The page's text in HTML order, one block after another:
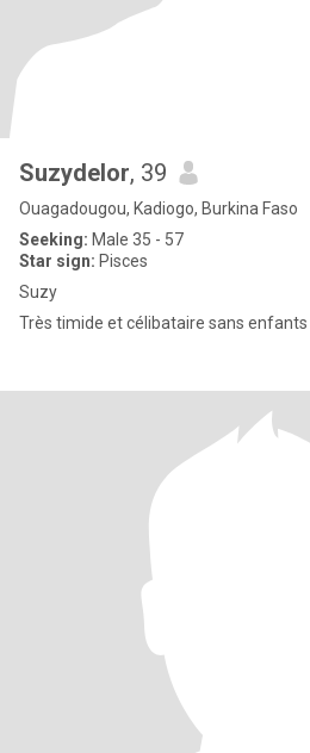
Suzydelor, 39
Ouagadougou, Kadiogo, Burkina Faso
Seeking: Male 35 - 57
Star sign: Pisces
Suzy
Très timide et célibataire sans enfants